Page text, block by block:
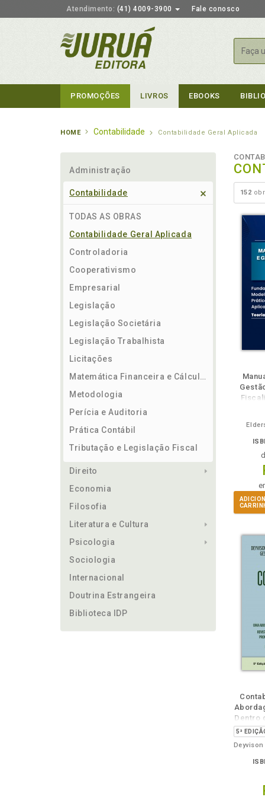
Atendimento: (41) 4009-3900 Fale conosco
PROMOÇÕES LIVROS EBOOKS
HOME Contabilidade Contabilidade Geral Aplicada
Administração
Contabilidade
TODAS AS OBRAS
Contabilidade Geral Aplicada
Controladoria
Cooperativismo
Empresarial
Legislação
Legislação Societária
Legislação Trabalhista
Licitações
Matemática Financeira e Cálculos
Metodologia
Perícia e Auditoria
Prática Contábil
Tributação e Legislação Fiscal
Direito
Economia
Filosofia
Literatura e Cultura
Psicologia
Sociologia
Internacional
Doutrina Estrangeira
Biblioteca IDP
152
TambémTambém
Dentro